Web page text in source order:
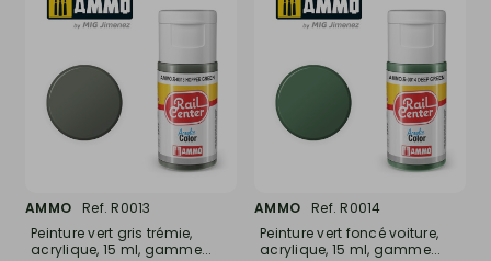
AMMO
Ref. R0013
Peinture vert gris trémie,
acrylique, 15 ml, gamme...
AMMO
Ref. R0014
Peinture vert foncé voiture,
acrylique, 15 ml, gamme...